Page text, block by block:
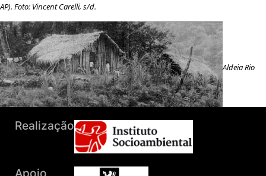
AP). Foto: Vincent Carelli, s/d.
Aldeia Rio
Branco em Itanhaém: Mata Atlântica (Guarani– SP). Foto: José Novaes, s/d.